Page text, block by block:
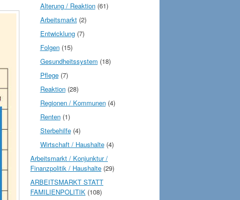
Alterung / Reaktion(61)
Arbeitsmarkt(2)
Entwicklung(7)
Folgen(15)
Gesundheitssystem (18)
Pflege(7)
Reaktion(28)
Regionen / Kommunen(4)
Renten(1)
Sterbehilfe(4)
Wirtschaft / Haushalte(4)
Arbeitsmarkt / Konjunktur /
Finanzpolitik / Haushalte (29)
ARBEITSMARKT STATT
FAMILIENPOLITIK (108)